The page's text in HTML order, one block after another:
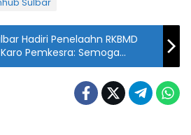
Hadiri Penelaahn RKBMD
Pemkesra: Semoga
di Kesra Terakomodasi